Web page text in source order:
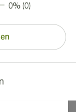
0% (0)